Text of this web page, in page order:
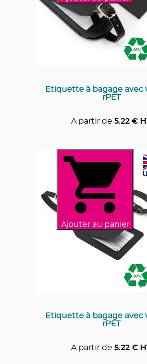
Etiquette à bagage avec
rPET
A partir de 5.22 €
Ajouter au panier
Etiquette à bagage avec
rPET
A partir de 5.22 €